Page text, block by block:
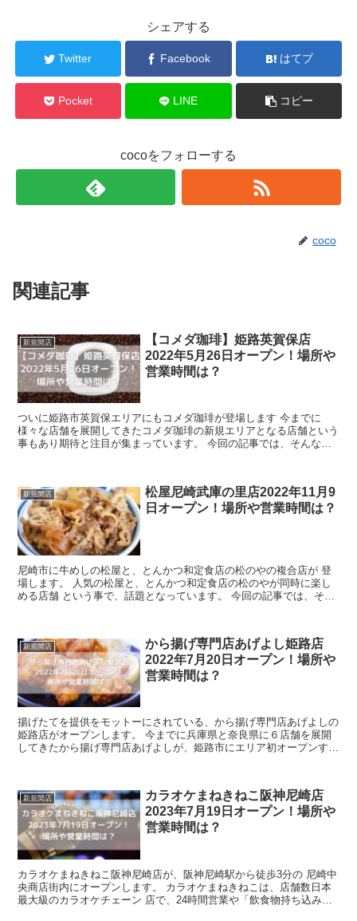
シェアする
Twitter Facebook はてブ
Pocket LINE コピー
cocoをフォローする
coco
関連記事
新規開店
【コメダ珈琲】姫路英賀保店
2022年5月26日オープン！場所や
営業時間は？
ついに姫路市英賀保エリアにもコメダ珈琲が登場します 今までに
様々な店舗を展開してきたコメダ珈琲の新規エリアとなる店舗という
事もあり期待と注目が集まっています。 今回の記事では、そんなコ
新規開店
松屋尼崎武庫の里店2022年11月9
日オープン！場所や営業時間は？
尼崎市に牛めしの松屋と、とんかつ和定食店の松のやの複合店が 登
場します。 人気の松屋と、とんかつ和定食店の松のやが同時に楽し
める店舗 という事で、話題となっています。 今回の記事では、そん
新規開店
から揚げ専門店あげよし姫路店
2022年7月20日オープン！場所や
営業時間は？
揚げたてを提供をモットーにされている、から揚げ専門店あげよしの
姫路店がオープンします。 今までに兵庫県と奈良県に６店舗を展開
してきたから揚げ専門店あげよしが、姫路市にエリア初オープンする
新規開店
カラオケまねきねこ阪神尼崎店
2023年7月19日オープン！場所や
営業時間は？
カラオケまねきねこ阪神尼崎店が、阪神尼崎駅から徒歩3分の 尼崎中
央商店街内にオープンします。 カラオケまねきねこは、店舗数日本
最大級のカラオケチェーン 店で、24時間営業や「飲食物持ち込み自